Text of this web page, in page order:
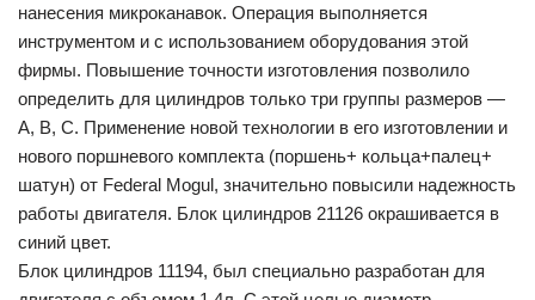
нанесения микроканавок. Операция выполняется
инструментом и с использованием оборудования этой
фирмы. Повышение точности изготовления позволило
определить для цилиндров только три группы размеров —
A, B, C. Применение новой технологии в его изготовлении и
нового поршневого комплекта (поршень+ кольца+палец+
шатун) от Federal Mogul, значительно повысили надежность
работы двигателя. Блок цилиндров 21126 окрашивается в
синий цвет.
Блок цилиндров 11194, был специально разработан для